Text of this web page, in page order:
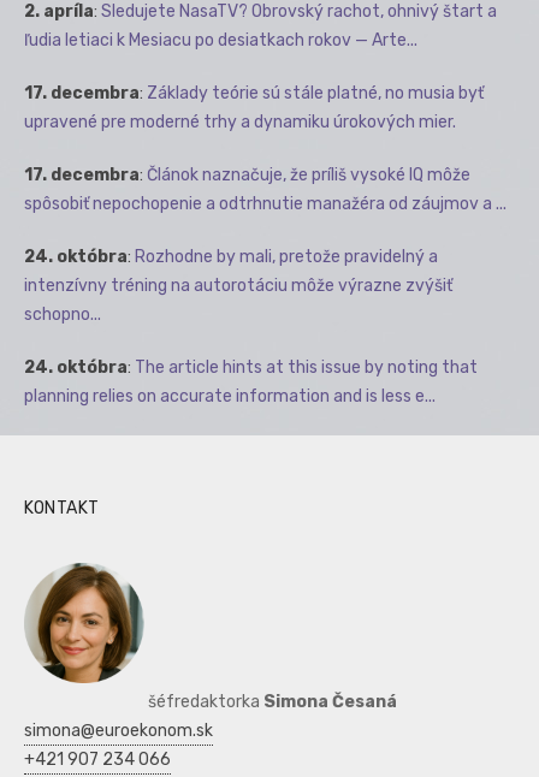
2. apríla: Sledujete NasaTV? Obrovský rachot, ohnivý štart a
ľudia letiaci k Mesiacu po desiatkach rokov — Arte...
17. decembra: Základy teórie sú stále platné, no musia byť
upravené pre moderné trhy a dynamiku úrokových mier.
17. decembra: Článok naznačuje, že príliš vysoké IQ môže
spôsobiť nepochopenie a odtrhnutie manažéra od záujmov a ...
24. októbra: Rozhodne by mali, pretože pravidelný a
intenzívny tréning na autorotáciu môže výrazne zvýšiť
schopno...
24. októbra: The article hints at this issue by noting that
planning relies on accurate information and is less e...
KONTAKT
šéfredaktorka Simona Česaná
simona@euroekonom.sk
+421 907 234 066